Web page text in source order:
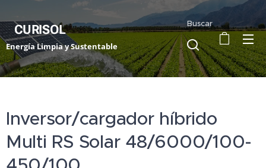
CURISOL
Energía Limpia y Sustentable
Buscar
Inversor/cargador híbrido
Multi RS Solar 48/6000/100-